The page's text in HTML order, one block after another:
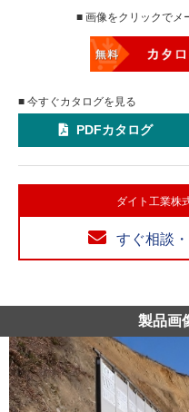
■ 画像をクリックでメ
■ 今すぐカタログを見る
PDFカタログ
ダイト工業株
すぐ相談
製品画